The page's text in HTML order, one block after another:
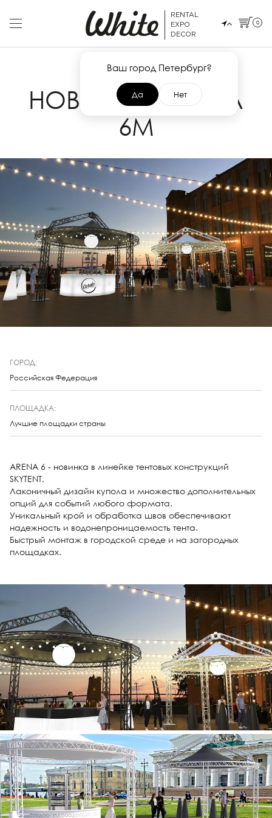
RENTAL
EXPO
DECOR
Ваш город Петербург?
Да Нет
0
15 МАРТА 2023
НОВИНКА! ARENA
6M
ГОРОД:
Российская Федерация
ПЛОЩАДКА:
Лучшие площадки страны
ARENA 6 - новинка в линейке тентовых конструкций
SKYTENT.
Лаконичный дизайн купола и множество дополнительных
опций для событий любого формата.
Уникальный крой и обработка швов обеспечивают
надежность и водонепроницаемость тента.
Быстрый монтаж в городской среде и на загородных
площадках.